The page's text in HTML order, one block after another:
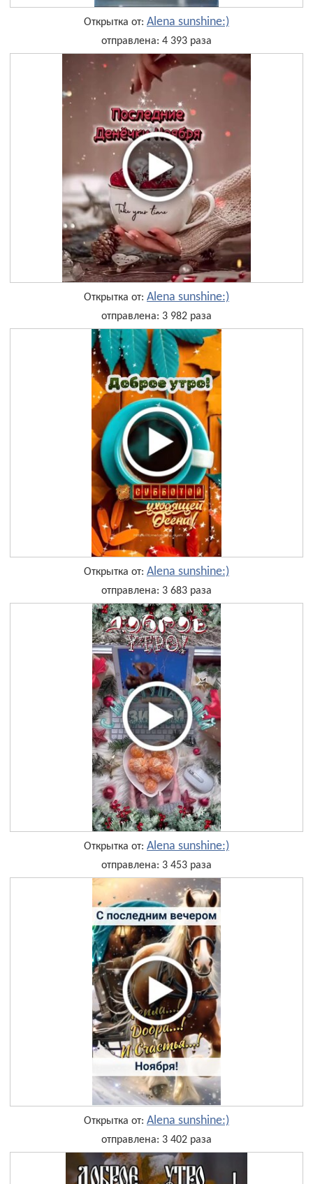
Открытка от: Alena sunshine:)
отправлена: 4 393 раза
Открытка от: Alena sunshine:)
отправлена: 3 982 раза
Открытка от: Alena sunshine:)
отправлена: 3 683 раза
Открытка от: Alena sunshine:)
отправлена: 3 453 раза
Открытка от: Alena sunshine:)
отправлена: 3 402 раза